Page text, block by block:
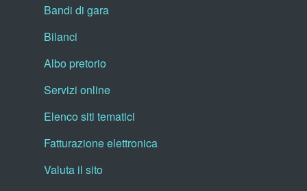
Bandi di gara
Bilanci
Albo pretorio
Servizi online
Elenco siti tematici
Fatturazione elettronica
Valuta il sito